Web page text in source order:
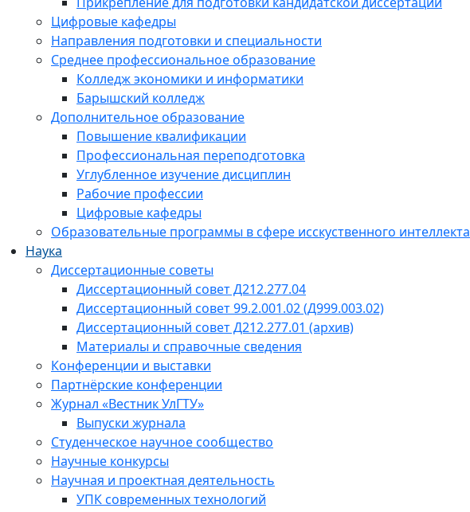
Цифровые кафедры
Направления подготовки и специальности
Среднее профессиональное образование
Колледж экономики и информатики
Барышский колледж
Дополнительное образование
Повышение квалификации
Профессиональная переподготовка
Углубленное изучение дисциплин
Рабочие профессии
Цифровые кафедры
Образовательные программы в сфере исскуственного интеллекта
Наука
Диссертационные советы
Диссертационный совет Д212.277.04
Диссертационный совет 99.2.001.02 (Д999.003.02)
Диссертационный совет Д212.277.01 (архив)
Материалы и справочные сведения
Конференции и выставки
Партнёрские конференции
Журнал «Вестник УлГТУ»
Выпуски журнала
Студенческое научное сообщество
Научные конкурсы
Научная и проектная деятельность
УПК современных технологий